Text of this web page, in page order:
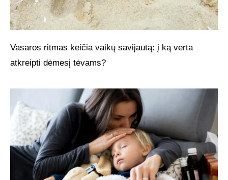
Vasaros ritmas keičia vaikų savijautą: į ką verta
atkreipti dėmesį tėvams?